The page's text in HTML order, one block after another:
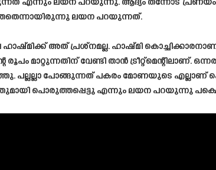
എന്നും ലയന പറയുന്നു. ആദ്യം തന്നോട് പ്രണയം
ലയന പറയുന്നത്.
ഹാഷ്മിക്ക് അത് പ്രശ്നമല്ല. ഹാഷ്മി
രൂപം മാറ്റുന്നതിന് വേണ്ടി താൻ ട്രീറ്റ്മെന്റിലാണ്.
പല്ലല്ലാ പോങ്ങുന്നത് പകരം മോണയുടെ എല്ലാണ്
പൊരുത്തപ്പെട്ടു എന്നും ലയന പറയുന്നു പക്ഷെ